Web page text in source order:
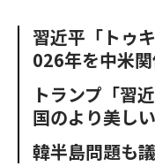
o
o
e
r
習近平「トゥ
026年を中米関
トランプ「習
国のより美し
韓半島問題も